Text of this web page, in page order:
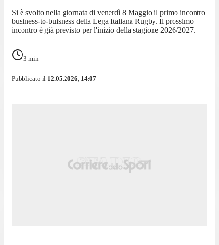
Si è svolto nella giornata di venerdì 8 Maggio il primo incontro
business-to-buisness della Lega Italiana Rugby. Il prossimo
incontro è già previsto per l'inizio della stagione 2026/2027.
3 min
Pubblicato il 12.05.2026, 14:07